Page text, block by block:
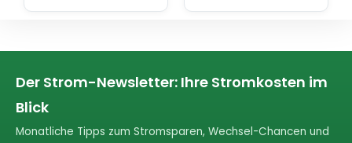
Der Strom-Newsletter: Ihre Stromkosten im
Blick
Monatliche Tipps zum Stromsparen, Wechsel-Chancen und